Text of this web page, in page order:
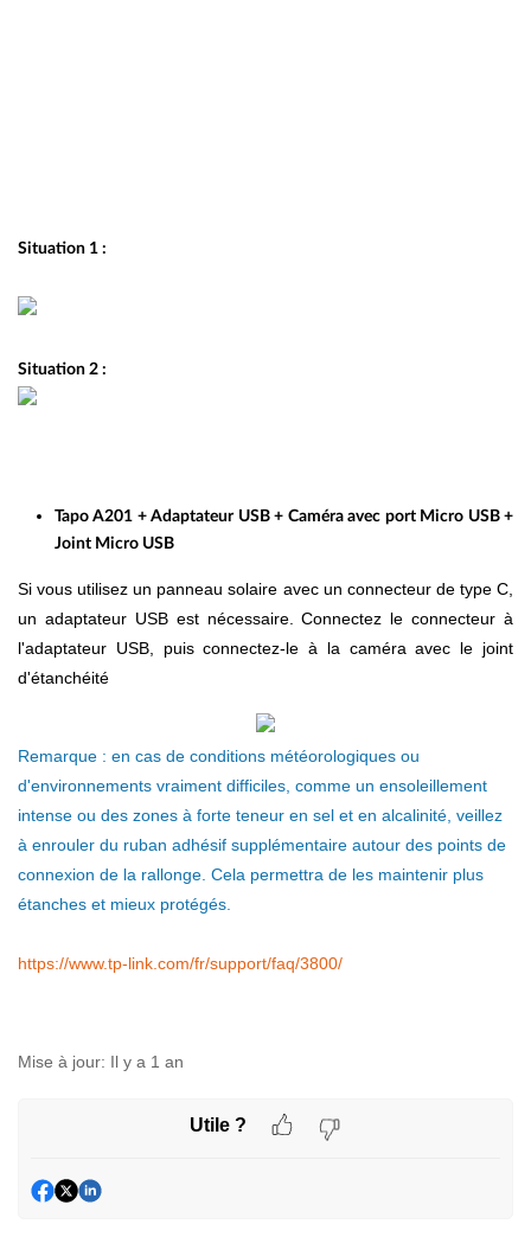
Situation 1 :
Situation 2 :
Tapo A201 + Adaptateur USB + Caméra avec port Micro USB +
Joint Micro USB
Si vous utilisez un panneau solaire avec un connecteur de type C,
un adaptateur USB est nécessaire. Connectez le connecteur à
l'adaptateur USB, puis connectez-le à la caméra avec le joint
d'étanchéité
Remarque : en cas de conditions météorologiques ou
d'environnements vraiment difficiles, comme un ensoleillement
intense ou des zones à forte teneur en sel et en alcalinité, veillez
à enrouler du ruban adhésif supplémentaire autour des points de
connexion de la rallonge. Cela permettra de les maintenir plus
étanches et mieux protégés.
https://www.tp-link.com/fr/support/faq/3800/
Mise à jour: Il y a 1 an
Utile ?